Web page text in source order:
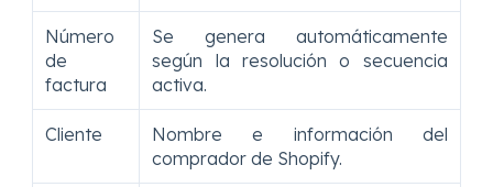
Número
de
factura
Se genera automáticamente
según la resolución o secuencia
activa.
Cliente
Nombre e información del
comprador de Shopify.